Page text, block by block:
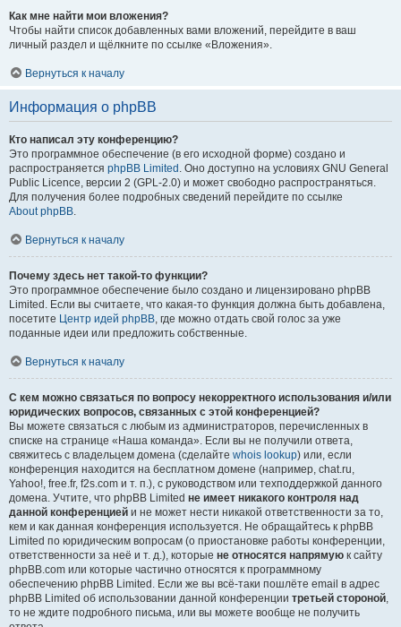
Как мне найти мои вложения?
Чтобы найти список добавленных вами вложений, перейдите в ваш
личный раздел и щёлкните по ссылке «Вложения».
Вернуться к началу
Информация о phpBB
Кто написал эту конференцию?
Это программное обеспечение (в его исходной форме) создано и
распространяется phpBB Limited . Оно доступно на условиях GNU General
Public Licence, версии 2 (GPL-2.0) и может свободно распространяться.
Для получения более подробных сведений перейдите по ссылке
About phpBB.
Вернуться к началу
Почему здесь нет такой-то функции?
Это программное обеспечение было создано и лицензировано phpBB
Limited. Если вы считаете, что какая-то функция должна быть добавлена,
посетите Центр идей phpBB, где можно отдать свой голос за уже
поданные идеи или предложить собственные.
Вернуться к началу
С кем можно связаться по вопросу некорректного использования и/или
юридических вопросов, связанных с этой конференцией?
Вы можете связаться с любым из администраторов, перечисленных в
списке на странице «Наша команда». Если вы не получили ответа,
свяжитесь с владельцем домена (сделайте whois lookup) или, если
конференция находится на бесплатном домене (например, chat.ru,
Yahoo!, free.fr, f2s.com и т. п.), с руководством или техподдержкой данного
домена. Учтите, что phpBB Limited не имеет никакого контроля над
данной конференцией и не может нести никакой ответственности за то,
кем и как данная конференция используется. Не обращайтесь к phpBB
Limited по юридическим вопросам (о приостановке работы конференции,
ответственности за неё и т. д.), которые не относятся напрямую к сайту
phpBB.com или которые частично относятся к программному
обеспечению phpBB Limited. Если же вы всё-таки пошлёте email в адрес
phpBB Limited об использовании данной конференции третьей стороной,
то не ждите подробного письма, или вы можете вообще не получить